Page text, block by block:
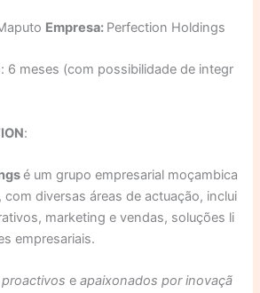
Empresa: Perfection Holdings
6 meses (com possibilidade de integr
:
é um grupo empresarial moçambica
diversas áreas de actuação, inclui
marketing e vendas, soluções li
empresariais.
proactivoseapaixonadosporinovaçã